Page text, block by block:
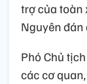
trợ của toàn
Nguyên đán
Phó Chủ
các cơ